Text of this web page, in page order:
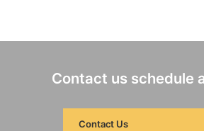
Contact us schedule
Contact Us